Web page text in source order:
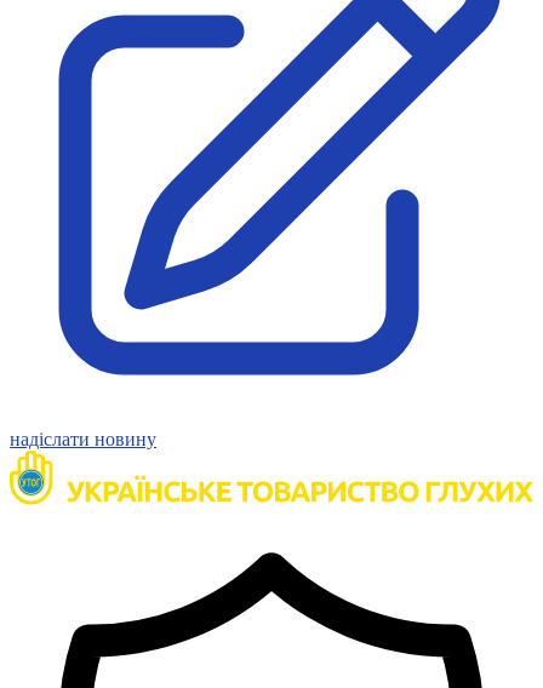
На допомогу військовим
Медична термінологія жестовою мовою
Нормативна база УТОГ
Конвенція ООН
Законодавство
Декларації
Документи ВФГ
Міжнародні документи
надіслати новину